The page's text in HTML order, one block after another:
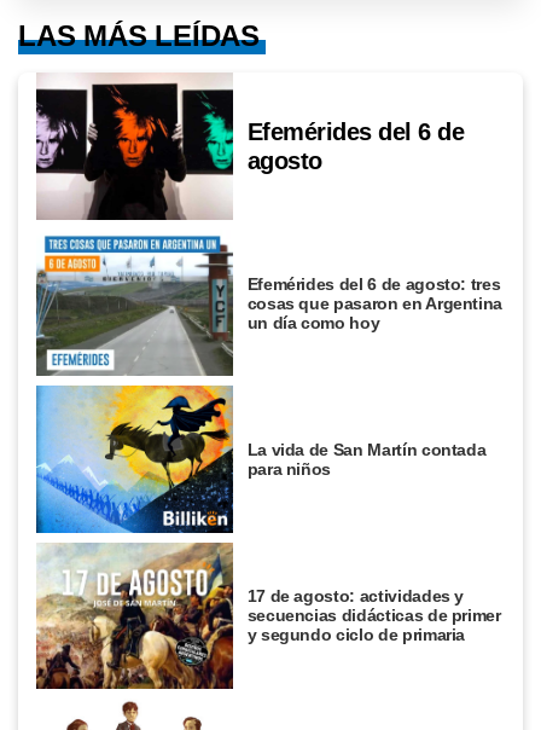
LAS MÁS LEÍDAS
Efemérides del 6 de
agosto
Efemérides del 6 de agosto: tres
cosas que pasaron en Argentina
un día como hoy
La vida de San Martín contada
para niños
17 de agosto: actividades y
secuencias didácticas de primer
y segundo ciclo de primaria